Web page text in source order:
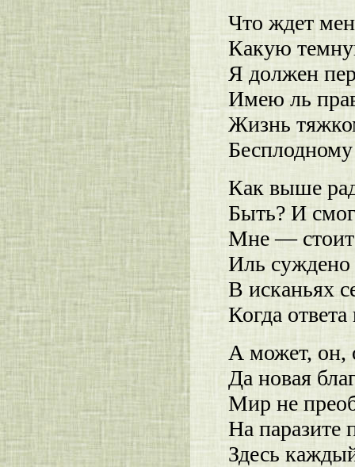
Что ждет
Какую
Я должен
Имею ль
Жизнь
Бесплодному
Как выше
Быть? И
Мне — стоит
Иль
В исканьях
Когда ответа
А может, он,
Да новая
Мир не
На паразите
Здесь